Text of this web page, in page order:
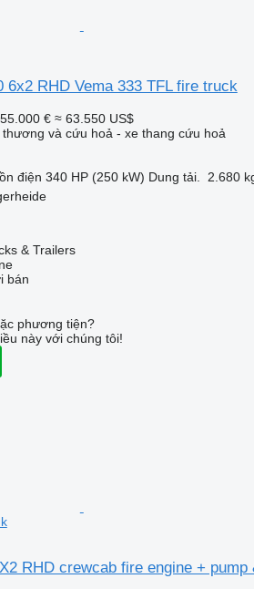
6x2 RHD Vema 333 TFL fire truck
55.000 € ≈ 63.550 US$
và cứu hoả - xe thang cứu hoả
điện 340 HP (250 kW) Dung tải. 2.680
& Trailers
bán
phương tiện?
này với chúng tôi!
RHD crewcab fire engine + pump